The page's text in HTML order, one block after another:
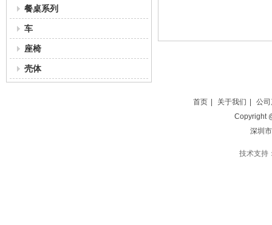
餐桌系列
车
座椅
壳体
首页 关于我们
公
Copyright
深圳
技术支持